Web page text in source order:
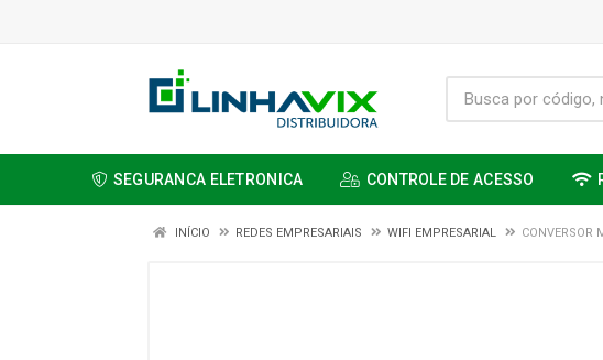
SEGURANCA ELETRONICA CONTROLE DE ACESSO
INÍCIO REDES EMPRESARIAIS WIFI EMPRESARIAL CONVERSOR